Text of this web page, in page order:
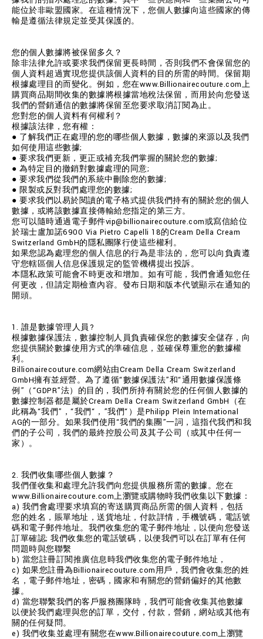
能位於非歐盟國家。在這種情況下，您個人數據向這些國家的傳
輸是遵循法律規定並受其保護的。
您的個人數據將被保留多久？
除非法律允許或要求我們保留更長時間，否則我們不會保留您的
個人資料超過實現您提供該個人資料的目的所需的時間。保留期
根據處理目的而變化。例如，您在www.Billionairecouture.com上
購買商品期間收集的數據將根據當地稅法保留，而用於向您發送
我們的營銷通信的數據將保留至您要求取消訂閱為止。
您對您的個人資料有何權利？
根據該法律，您有權：
● 了解我們正在處理的您的哪些個人數據，數據的來源以及我們
如何使用這些數據;
● 要求我們更新，更正或補充我們掌握的關於您的數據;
● 為特定目的撤銷對數據處理的同意;
● 要求我們從我們的系統中刪除您的數據;
● 限製或反對我們處理您的數據;
● 要求我們以易於閱讀的電子格式提供我們持有的關於您的個人
數據，或將該數據直接傳輸給您指定的第三方。
您可以隨時通過電子郵件vip@billionairecouture.com或寫信給位
於瑞士盧加諾6900 Via Pietro Capelli 18的Cream Della Cream
Switzerland GmbH的隱私團隊行使這些權利。
如果您認為處理您的個人信息的行為是非法的，您可以向負責遵
守您轄區個人信息保護規定的監管機構提出投訴。
本隱私政策可能會不時更改和增加。如有可能，我們會通知您任
何更改，但請定期檢查內容。發布日期和版本代號顯示在通知的
開頭。
1. 誰是數據管理人員?
根據數據保護法，數據控制人員負責確保您的數據安全儲存，向
您提供關於數據使用方式的準確信息，並確保尊重您的數據權
利。
Billionairecouture.com網站由Cream Della Cream Switzerland
GmbH擁有並經營。為了遵循“數據保護法”和“通用數據保護條
例”（“GDPR”法）的目的，我們所持有關於您的任何個人數據的
數據控制器都是屬於Cream Della Cream Switzerland GmbH（在
此稱為“我們”，“我們“，”我們“）是Philipp Plein International
AG的一部分。如果我們使用“我們的集團”一詞，這指代我們和我
們的子公司，我們的最終控股公司及其子公司（或其中任何一
家）。
2. 我們收集哪些個人數據？
我們僅收集和處理允許我們向您提供服務所需的數據。您在
www.Billionairecouture.com上瀏覽或購物時我們收集以下數據：
a) 我們會處理要求填寫的寄送購買商品所需的個人資料，包括
您的姓名，賬單地址，送貨地址，付款詳情，手機號碼，電話號
碼和電子郵件地址。我們收集您的電子郵件地址，以便向您發送
訂單確認; 我們收集您的電話號碼，以便我們可以在訂單有任何
問題時與您聯繫
b) 當您註冊訂閱推廣信息時我們收集您的電子郵件地址，
c) 如果您註冊為Billionairecouture.com用戶，我們會收集您的姓
名，電子郵件地址，密碼，國家和有關您的營銷偏好的其他數
據。
d) 當您聯繫我們的客戶服務團隊時，我們可能會收集其他數據
以便於我們處理與您的訂單，交付，付款，營銷，網站或其他有
關的任何疑問。
e) 我們收集並處理有關您在www.Billionairecouture.com上瀏覽